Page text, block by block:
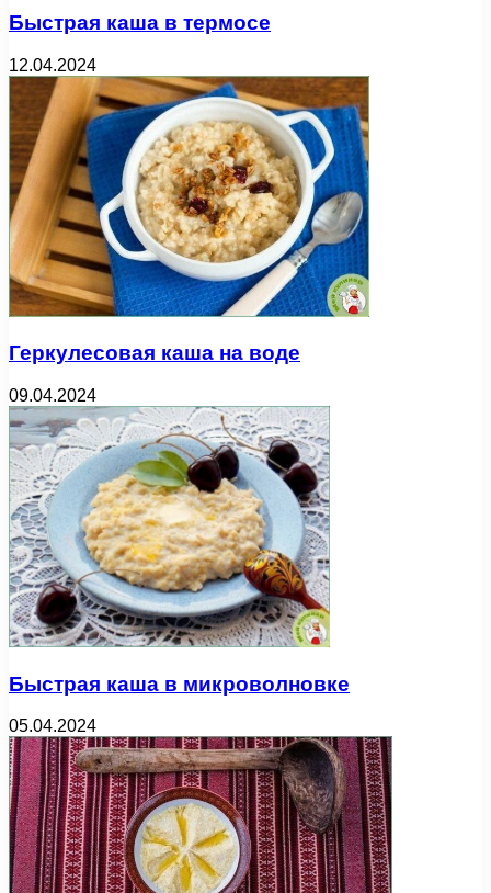
Быстрая каша в термосе
12.04.2024
Геркулесовая каша на воде
09.04.2024
Быстрая каша в микроволновке
05.04.2024